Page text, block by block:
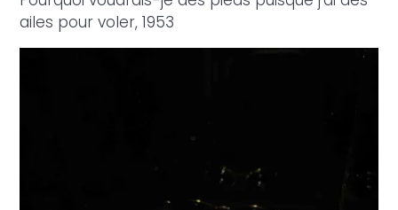
ailes pour voler, 1953